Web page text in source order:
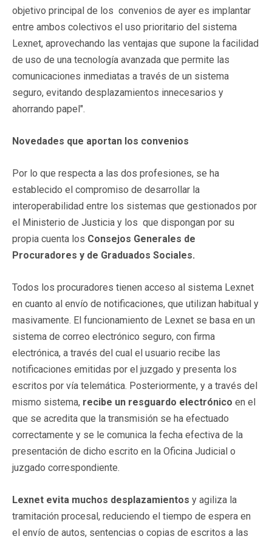
objetivo principal de los convenios de ayer es implantar
entre ambos colectivos el uso prioritario del sistema
Lexnet, aprovechando las ventajas que supone la facilidad
de uso de una tecnología avanzada que permite las
comunicaciones inmediatas a través de un sistema
seguro, evitando desplazamientos innecesarios y
ahorrando papel".
Novedades que aportan los convenios
Por lo que respecta a las dos profesiones, se ha
establecido el compromiso de desarrollar la
interoperabilidad entre los sistemas que gestionados por
el Ministerio de Justicia y los que dispongan por su
propia cuenta los Consejos Generales de
Procuradores y de Graduados Sociales.
Todos los procuradores tienen acceso al sistema Lexnet
en cuanto al envío de notificaciones, que utilizan habitual y
masivamente. El funcionamiento de Lexnet se basa en un
sistema de correo electrónico seguro, con firma
electrónica, a través del cual el usuario recibe las
notificaciones emitidas por el juzgado y presenta los
escritos por vía telemática. Posteriormente, y a través del
mismo sistema, recibe un resguardo electrónico en el
que se acredita que la transmisión se ha efectuado
correctamente y se le comunica la fecha efectiva de la
presentación de dicho escrito en la Oficina Judicial o
juzgado correspondiente.
Lexnet evita muchos desplazamientos y agiliza la
tramitación procesal, reduciendo el tiempo de espera en
el envío de autos, sentencias o copias de escritos a las